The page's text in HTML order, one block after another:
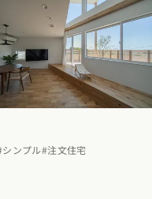
シンプル#注文住宅